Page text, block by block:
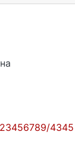
4345